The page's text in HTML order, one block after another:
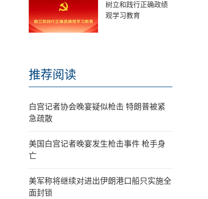
树立和践行正确政绩
观学习教育
推荐阅读
白宫记者协会晚宴疑似枪击 特朗普被紧
急疏散
美国白宫记者晚宴发生枪击事件 枪手身
亡
美军称将继续对进出伊朗港口船只实施全
面封锁